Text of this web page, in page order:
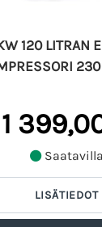
120 LITRAN
1
Saatavilla